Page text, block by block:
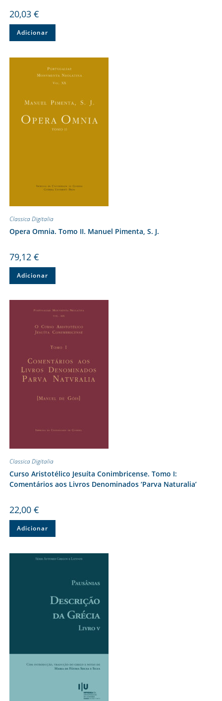
20,03 €
Adicionar
Classica Digitalia
Opera Omnia. Tomo II. Manuel Pimenta, S. J.
79,12 €
Adicionar
Classica Digitalia
Curso Aristotélico Jesuíta Conimbricense. Tomo I:
Comentários aos Livros Denominados ‘Parva Naturalia’
22,00 €
Adicionar